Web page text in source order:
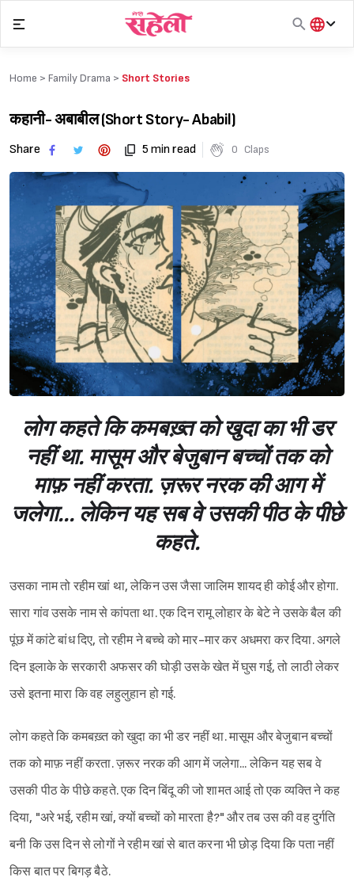
content
हिंदी
Home > Family Drama > Short Stories
कहानी- अबाबील (Short Story- Ababil)
Share 5 min read 0 Claps
लोग कहते कि कमबख़्त को खुदा का भी डर
नहीं था. मासूम और बेजुबान बच्चों तक को
माफ़ नहीं करता. ज़रूर नरक की आग में
जलेगा... लेकिन यह सब वे उसकी पीठ के पीछे
कहते.
उसका नाम तो रहीम खां था, लेकिन उस जैसा जालिम शायद ही कोई और होगा.
सारा गांव उसके नाम से कांपता था. एक दिन रामू लोहार के बेटे ने उसके बैल की
पूंछ में कांटे बांध दिए, तो रहीम ने बच्चे को मार-मार कर अधमरा कर दिया. अगले
दिन इलाके के सरकारी अफसर की घोड़ी उसके खेत में घुस गई, तो लाठी लेकर
उसे इतना मारा कि वह लहुलुहान हो गई.
लोग कहते कि कमबख़्त को खुदा का भी डर नहीं था. मासूम और बेजुबान बच्चों
तक को माफ़ नहीं करता. ज़रूर नरक की आग में जलेगा... लेकिन यह सब वे
उसकी पीठ के पीछे कहते. एक दिन बिंदू की जो शामत आई तो एक व्यक्ति ने कह
दिया, "अरे भई, रहीम खां, क्यों बच्चों को मारता है?" और तब उस की वह दुर्गति
बनी कि उस दिन से लोगों ने रहीम खां से बात करना भी छोड़ दिया कि पता नहीं
किस बात पर बिगड़ बैठे.